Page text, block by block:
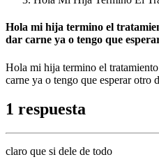
Hola mi hija termino el
dar carne ya o tengo que
Hola mi hija termino el
carne ya o tengo que esperar otro
1 respuesta
claro que si dele de todo